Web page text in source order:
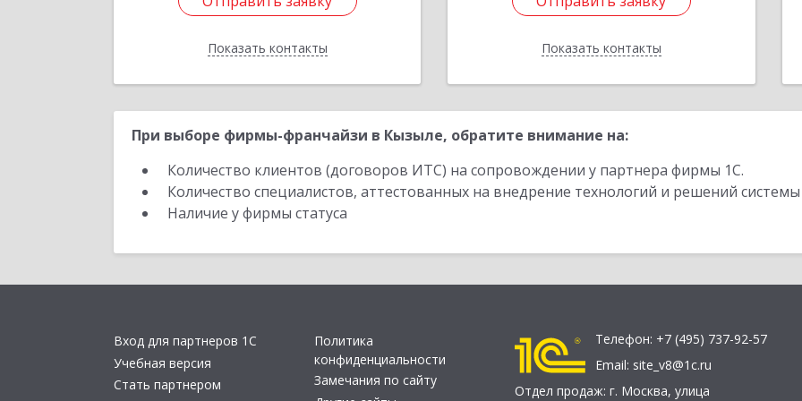
Показать контакты
Назад Показать контакты
Назад
При выборе фирмы-франчайзи в Кызыле, обратите внимание на:
Количество клиентов (договоров ИТС) на сопровождении у партнера фирмы 1С.
Количество специалистов, аттестованных на внедрение технологий и решений
Наличие у фирмы статуса
Вход для партнеров 1С
Учебная версия
Стать партнером
Политика
конфиденциальности
Замечания по сайту
Телефон: +7 (495) 737-92-57
Email: site_v8@1c.ru
Отдел продаж: г. Москва, улица